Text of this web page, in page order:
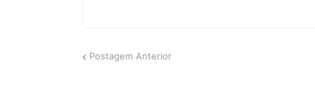
Postagem Anterior